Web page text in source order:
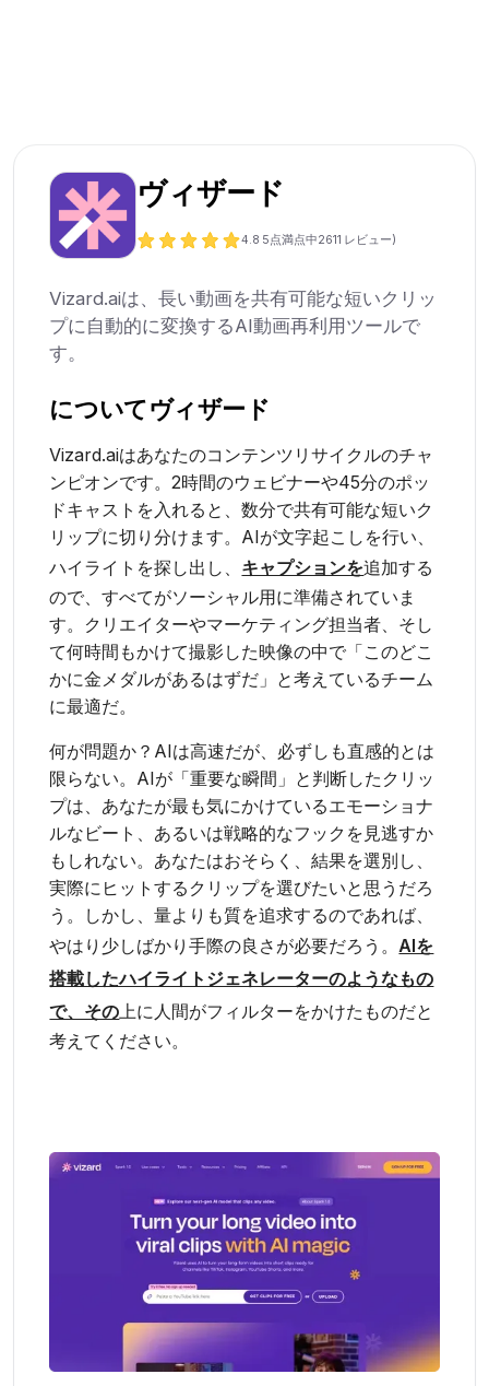
ヴィザード
4.8 5点満点中2611 レビュー)
Vizard.aiは、長い動画を共有可能な短いクリッ
プに自動的に変換するAI動画再利用ツールで
す。
についてヴィザード
Vizard.aiはあなたのコンテンツリサイクルのチャ
ンピオンです。2時間のウェビナーや45分のポッ
ドキャストを入れると、数分で共有可能な短いク
リップに切り分けます。AIが文字起こしを行い、
ハイライトを探し出し、 キャプションを追加する
ので、すべてがソーシャル用に準備されていま
す。クリエイターやマーケティング担当者、そし
て何時間もかけて撮影した映像の中で「このどこ
かに金メダルがあるはずだ」と考えているチーム
に最適だ。
何が問題か？AIは高速だが、必ずしも直感的とは
限らない。AIが「重要な瞬間」と判断したクリッ
プは、あなたが最も気にかけているエモーショナ
ルなビート、あるいは戦略的なフックを見逃すか
もしれない。あなたはおそらく、結果を選別し、
実際にヒットするクリップを選びたいと思うだろ
う。しかし、量よりも質を追求するのであれば、
やはり少しばかり手際の良さが必要だろう。AIを
搭載したハイライトジェネレーターのようなもの
で、その上に人間がフィルターをかけたものだと
考えてください。